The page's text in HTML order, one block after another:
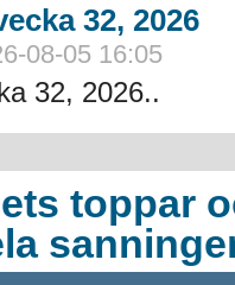
32, 2026
08-05 16:05
32, 2026..
toppar